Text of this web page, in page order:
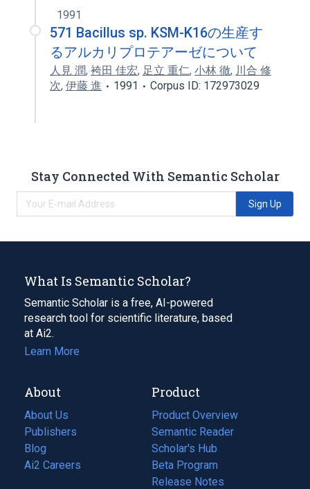
1991
571 Bacillus sp. KSM-K16の生産す
るアルカリプロテアーゼについて
人見 潤, 袴田 佳宏, 足立 重仁, 小林 徹, 川合 修
次, 伊藤 進 1991 Corpus ID: 172973029
Stay Connected With Semantic Scholar
Sign Up
What Is Semantic Scholar?
Semantic Scholar is a free, AI-powered
research tool for scientific literature, based
at Ai2.
Learn More
About
About Us
Publishers
Blog
(opens
in
Ai2 Careers
(opens
Product
Product Overview
Semantic Reader
Scholar's Hub
Beta Program
Release Notes